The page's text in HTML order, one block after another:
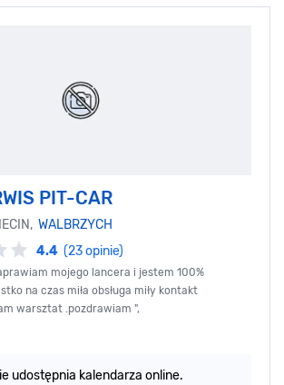
PIT-CAR
WALBRZYCH
4.4 (23 opinie)
mojego lancera i jestem 100%
na czas miła obsługa miły kontakt
warsztat .pozdrawiam ",
udostępnia kalendarza online.